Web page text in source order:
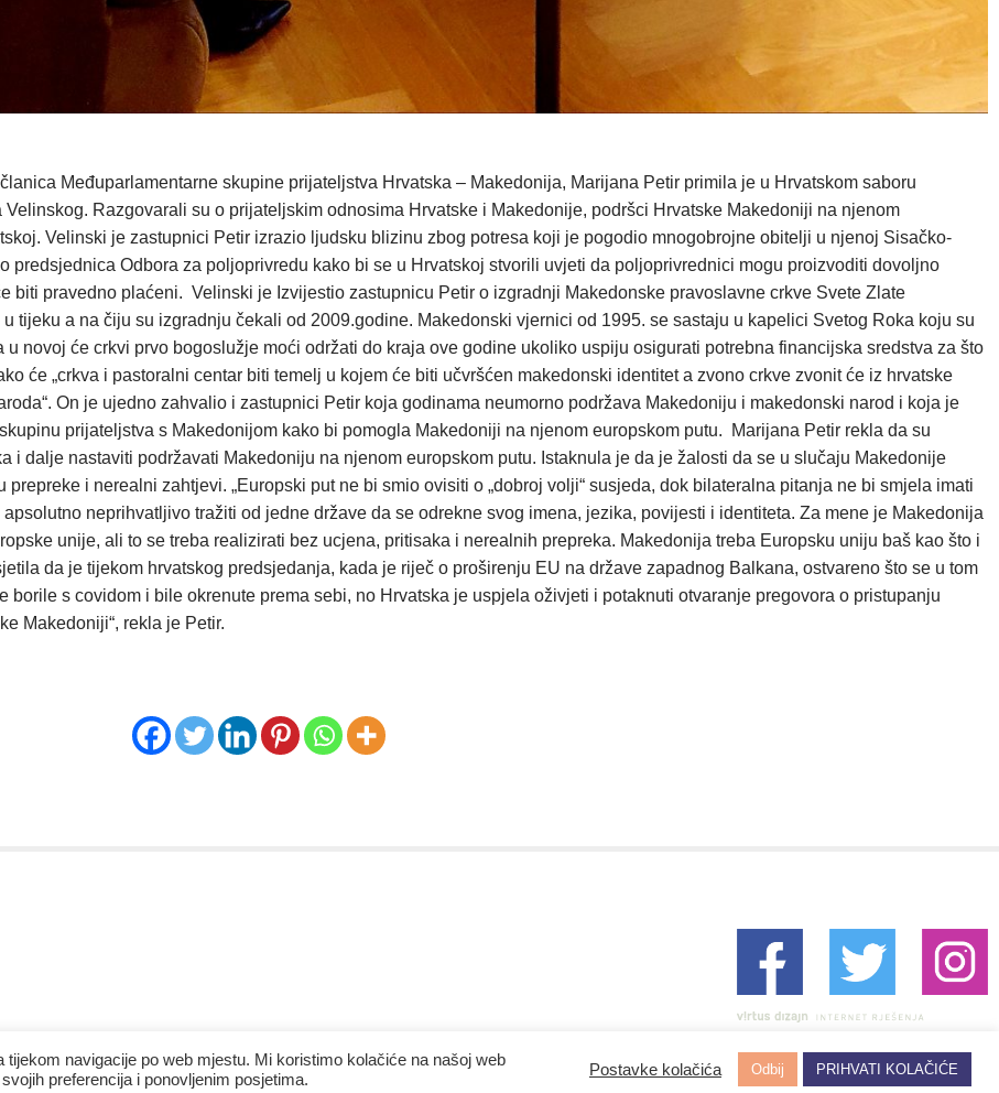
Međuparlamentarne skupine prijateljstva Hrvatska – Makedonija, Marijana Petir primila je u Hrvatskom saboru
Razgovarali su o prijateljskim odnosima Hrvatske i Makedonije, podršci Hrvatske Makedoniji na njenom
Velinski je zastupnici Petir izrazio ljudsku blizinu zbog potresa koji je pogodio mnogobrojne obitelji u njenoj Sisačko-
predsjednica Odbora za poljoprivredu kako bi se u Hrvatskoj stvorili uvjeti da poljoprivrednici mogu proizvoditi dovoljno
biti pravedno plaćeni. Velinski je Izvijestio zastupnicu Petir o izgradnji Makedonske pravoslavne crkve Svete Zlate
tijeku a na čiju su izgradnju čekali od 2009.godine. Makedonski vjernici od 1995. se sastaju u kapelici Svetog Roka koju su
novoj će crkvi prvo bogoslužje moći održati do kraja ove godine ukoliko uspiju osigurati potrebna financijska sredstva za što
će „crkva i pastoralni centar biti temelj u kojem će biti učvršćen makedonski identitet a zvono crkve zvonit će iz hrvatske
On je ujedno zahvalio i zastupnici Petir koja godinama neumorno podržava Makedoniju i makedonski narod i koja je
prijateljstva s Makedonijom kako bi pomogla Makedoniji na njenom europskom putu. Marijana Petir rekla da su
i dalje nastaviti podržavati Makedoniju na njenom europskom putu. Istaknula je da je žalosti da se u slučaju Makedonije
i nerealni zahtjevi. „Europski put ne bi smio ovisiti o „dobroj volji“ susjeda, dok bilateralna pitanja ne bi smjela imati
neprihvatljivo tražiti od jedne države da se odrekne svog imena, jezika, povijesti i identiteta. Za mene je Makedonija
unije, ali to se treba realizirati bez ucjena, pritisaka i nerealnih prepreka. Makedonija treba Europsku uniju baš kao što i
da je tijekom hrvatskog predsjedanja, kada je riječ o proširenju EU na države zapadnog Balkana, ostvareno što se u tom
borile s covidom i bile okrenute prema sebi, no Hrvatska je uspjela oživjeti i potaknuti otvaranje pregovora o pristupanju
Makedoniji“, rekla je Petir.
navigacije po web mjestu. Mi koristimo kolačiće na našoj web
preferencija i ponovljenim posjetima.
Postavke kolačića Odbij PRIHVATI KOLAČIĆE